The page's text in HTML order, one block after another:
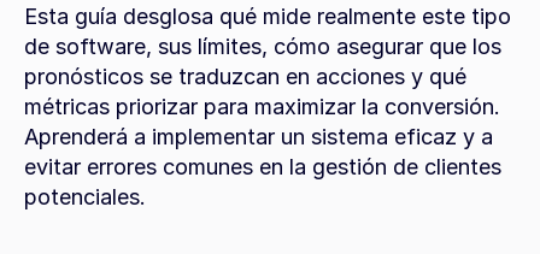
Esta guía desglosa qué mide realmente este tipo
de software, sus límites, cómo asegurar que los
pronósticos se traduzcan en acciones y qué
métricas priorizar para maximizar la conversión.
Aprenderá a implementar un sistema eficaz y a
evitar errores comunes en la gestión de clientes
potenciales.